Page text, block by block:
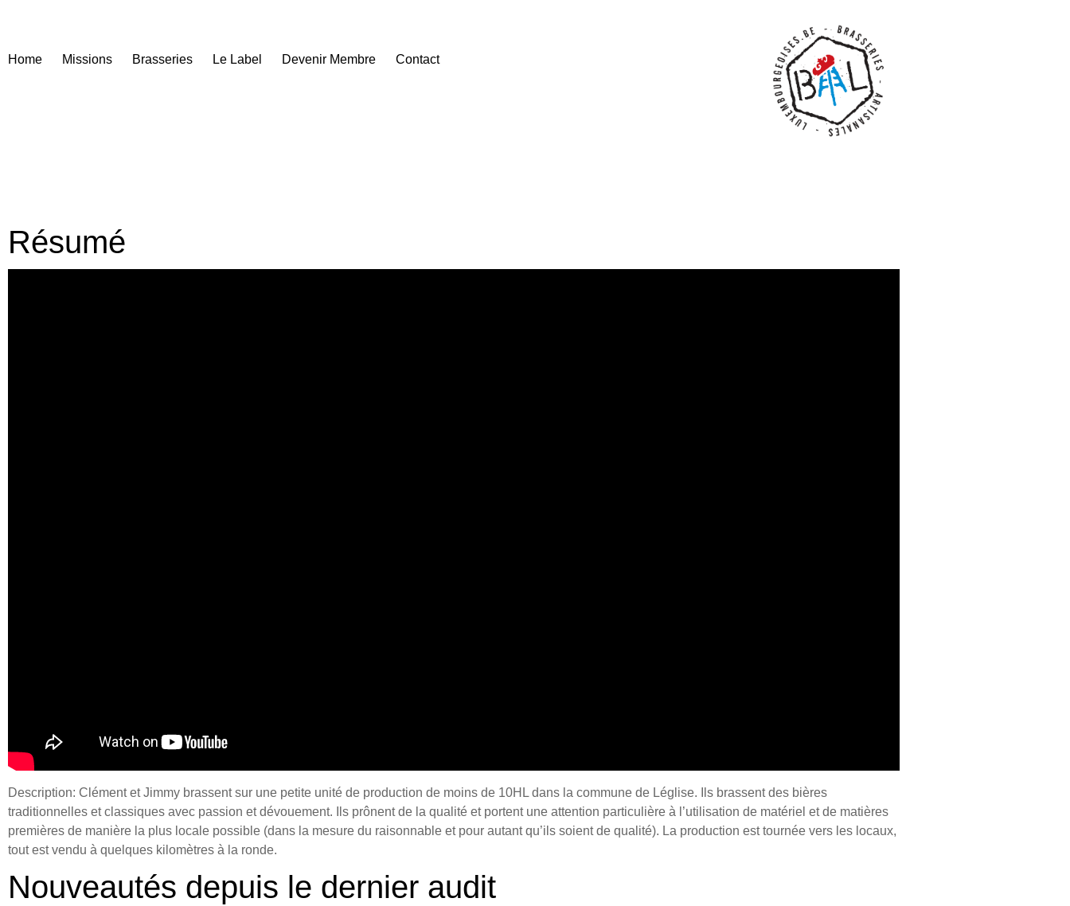
Home Missions Brasseries Le Label Devenir Membre Contact
Résumé
Description: Clément et Jimmy brassent sur une petite unité de production de moins de 10HL dans la commune de Léglise. Ils brassent des bières
traditionnelles et classiques avec passion et dévouement. Ils prônent de la qualité et portent une attention particulière à l’utilisation de matériel et de matières
premières de manière la plus locale possible (dans la mesure du raisonnable et pour autant qu’ils soient de qualité). La production est tournée vers les locaux,
tout est vendu à quelques kilomètres à la ronde.
Nouveautés depuis le dernier audit